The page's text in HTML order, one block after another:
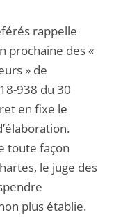
rappelle
prochaine des «
» de
938 du 30
en fixe le
toute façon
le juge des
plus établie.